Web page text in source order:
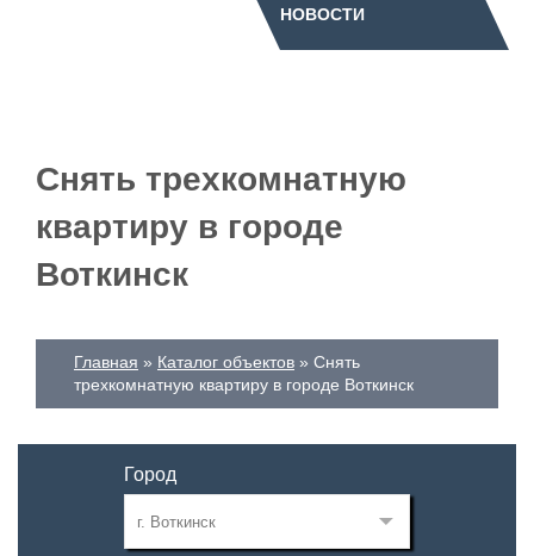
НОВОСТИ
Снять трехкомнатную
квартиру в городе
Воткинск
Главная Каталог объектов
Снять
трехкомнатную квартиру в городе Воткинск
Город